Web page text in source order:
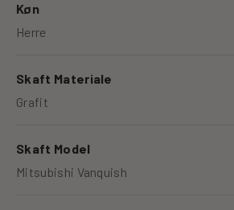
Køn
Herre
Skaft Materiale
Grafit
Skaft Model
Mitsubishi Vanquish